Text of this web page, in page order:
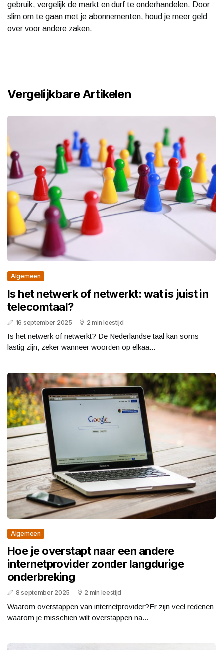
gebruik, vergelijk de markt en durf te onderhandelen. Door
slim om te gaan met je abonnementen, houd je meer geld
over voor andere zaken.
Vergelijkbare Artikelen
Algemeen
Is het netwerk of netwerkt: wat is juist in
telecomtaal?
16 september 2025 2 min leestijd
Is het netwerk of netwerkt? De Nederlandse taal kan soms
lastig zijn, zeker wanneer woorden op elkaa...
Algemeen
Hoe je overstapt naar een andere
internetprovider zonder langdurige
onderbreking
8 september 2025 2 min leestijd
Waarom overstappen van internetprovider?Er zijn veel redenen
waarom je misschien wilt overstappen na...